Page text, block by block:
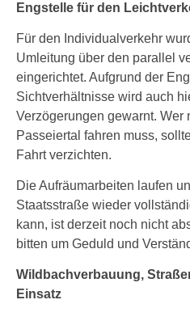
Engstelle für den
Für den Individualverkehr
Umleitung über den parallel
eingerichtet. Aufgrund der
Sichtverhältnisse wird auch
Verzögerungen gewarnt. Wer
Passeiertal fahren muss,
Fahrt verzichten.
Die Aufräumarbeiten laufen
Staatsstraße wieder
kann, ist derzeit noch nicht
bitten um Geduld und
Wildbachverbauung,
Einsatz